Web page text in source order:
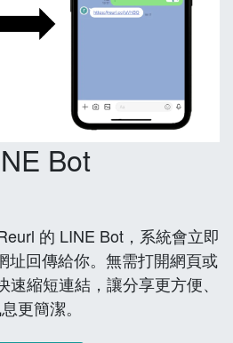
Bot
的 LINE Bot，系統會立即
址回傳給你。無需打開網頁或
縮短連結，讓分享更方便、
更簡潔。